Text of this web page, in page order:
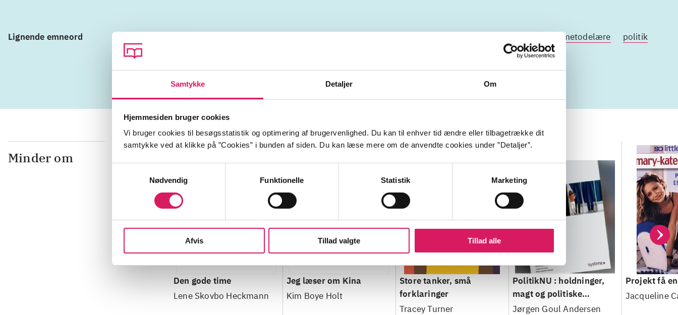
Samtykke Detaljer Om
Hjemmesiden bruger cookies
Vi bruger cookies til besøgsstatistik og optimering af brugervenlighed. Du kan til enhver tid ændre eller tilbagetrække dit
samtykke ved at klikke på ”Cookies” i bunden af siden. Du kan læse mere om de anvendte cookies under ”Detaljer”.
Nødvendig
Funktionelle Statistik Marketing
Afvis Tillad valgte Tillad alle
Lignende emneord metodelære
politik
Minder om
Den gode time
Lene Skovbo Heckmann
Jeg læser om Kina
Kim Boye Holt
Store tanker, små
forklaringer
Tracey Turner
PolitikNU : holdninger,
magt og politiske
systemer
Jørgen Goul Andersen
Projekt få
Jacqueline